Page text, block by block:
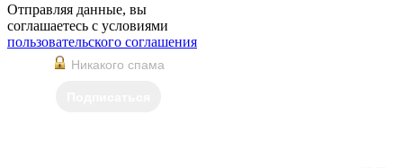
Отправляя данные, вы
соглашаетесь с условиями
пользовательского соглашения
Никакого спама